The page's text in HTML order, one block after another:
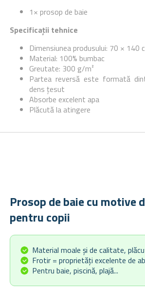
1× prosop de baie
Specificații tehnice
Dimensiunea produsului: 70 × 140
Material: 100% bumbac
Greutate: 300 g/m²
Partea reversă este formată
dens țesut
Absorbe excelent apa
Plăcută la atingere
Prosop de baie cu motive
pentru copii
Material moale și de calitate,
Frotir = proprietăți excelente de
Pentru baie, piscină, plajă...